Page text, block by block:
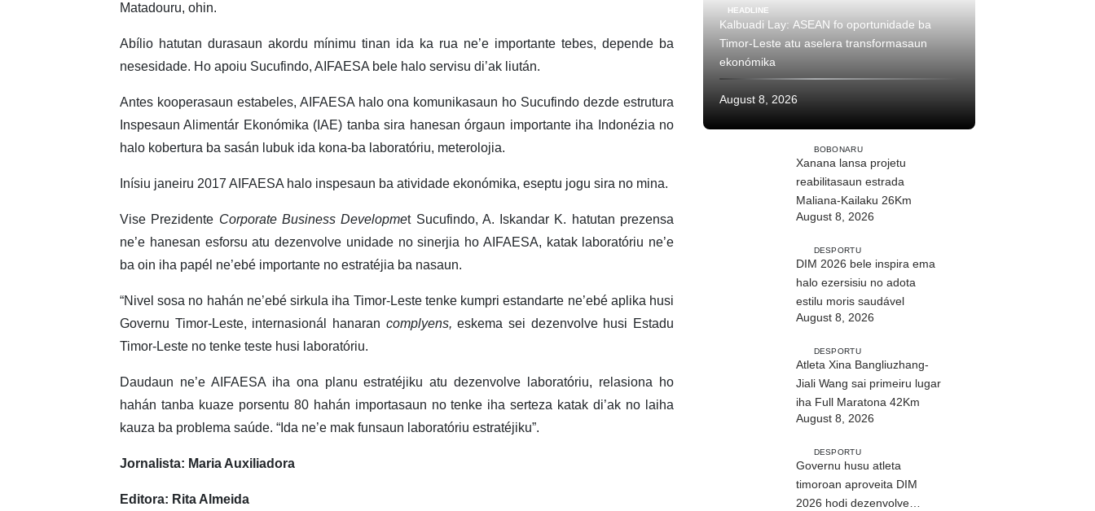
Matadouru, ohin.
Abílio hatutan durasaun akordu mínimu tinan ida ka rua ne’e importante tebes, depende ba
nesesidade. Ho apoiu Sucufindo, AIFAESA bele halo servisu di’ak liután.
Antes kooperasaun estabeles, AIFAESA halo ona komunikasaun ho Sucufindo dezde estrutura
Inspesaun Alimentár Ekonómika (IAE) tanba sira hanesan órgaun importante iha Indonézia no
halo kobertura ba sasán lubuk ida kona-ba laboratóriu, meterolojia.
Inísiu janeiru 2017 AIFAESA halo inspesaun ba atividade ekonómika, eseptu jogu sira no mina.
Vise Prezidente Corporate Business Developmet Sucufindo, A. Iskandar K. hatutan prezensa
ne’e hanesan esforsu atu dezenvolve unidade no sinerjia ho AIFAESA, katak laboratóriu ne’e
ba oin iha papél ne’ebé importante no estratéjia ba nasaun.
“Nivel sosa no hahán ne’ebé sirkula iha Timor-Leste tenke kumpri estandarte ne’ebé aplika husi
Governu Timor-Leste, internasionál hanaran complyens, eskema sei dezenvolve husi Estadu
Timor-Leste no tenke teste husi laboratóriu.
Daudaun ne’e AIFAESA iha ona planu estratéjiku atu dezenvolve laboratóriu, relasiona ho
hahán tanba kuaze porsentu 80 hahán importasaun no tenke iha serteza katak di’ak no laiha
kauza ba problema saúde. “Ida ne’e mak funsaun laboratóriu estratéjiku”.
Jornalista: Maria Auxiliadora
Editora: Rita Almeida
HEADLINE
Kalbuadi Lay: ASEAN fo oportunidade ba
Timor-Leste atu aselera transformasaun
ekonómika
August 8, 2026
BOBONARU
Xanana lansa projetu
reabilitasaun estrada
Maliana-Kailaku 26Km
August 8, 2026
DESPORTU
DIM 2026 bele inspira ema
halo ezersisiu no adota
estilu moris saudável
August 8, 2026
DESPORTU
Atleta Xina Bangliuzhang-
Jiali Wang sai primeiru lugar
iha Full Maratona 42Km
August 8, 2026
DESPORTU
Governu husu atleta
timoroan aproveita DIM
2026 hodi dezenvolve